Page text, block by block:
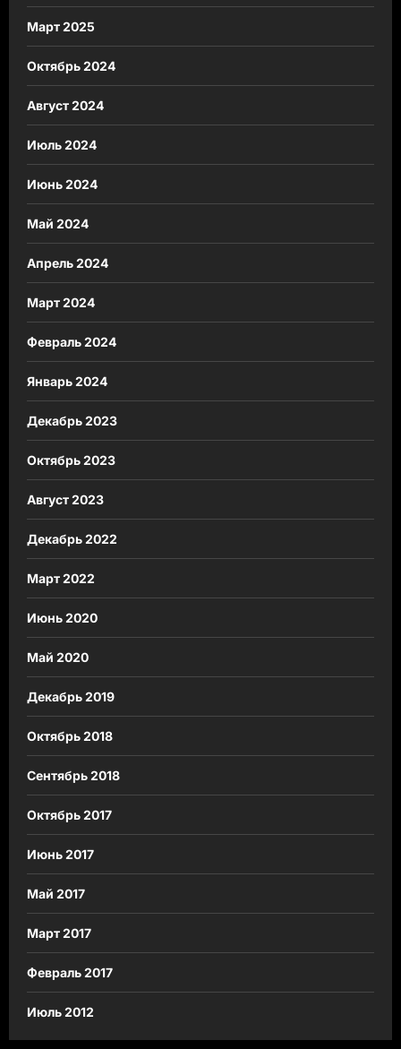
Март 2025
Октябрь 2024
Август 2024
Июль 2024
Июнь 2024
Май 2024
Апрель 2024
Март 2024
Февраль 2024
Январь 2024
Декабрь 2023
Октябрь 2023
Август 2023
Декабрь 2022
Март 2022
Июнь 2020
Май 2020
Декабрь 2019
Октябрь 2018
Сентябрь 2018
Октябрь 2017
Июнь 2017
Май 2017
Март 2017
Февраль 2017
Июль 2012